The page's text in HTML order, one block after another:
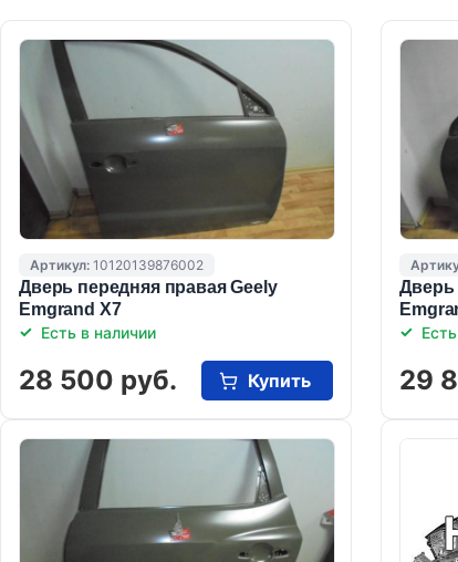
Артикул: 10120139876002
Дверь передняя правая Geely
Emgrand X7
Есть в наличии
28 500 руб. Купить
Дверь
29